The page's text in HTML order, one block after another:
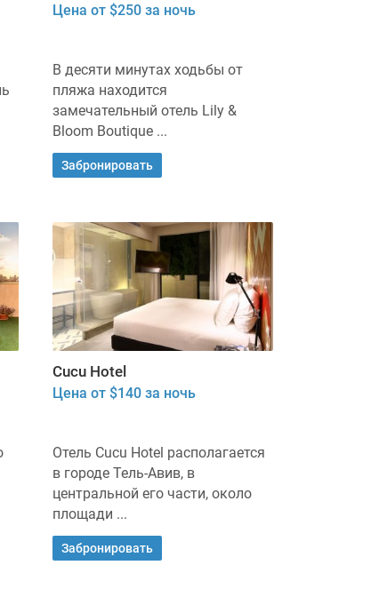
Цена от $250 за ночь
В десяти минутах ходьбы от
пляжа находится
замечательный отель Lily &
Bloom Boutique ...
Забронировать
Cucu Hotel
Цена от $140 за ночь
Отель Cucu Hotel располагается
в городе Тель-Авив, в
центральной его части, около
площади ...
Забронировать